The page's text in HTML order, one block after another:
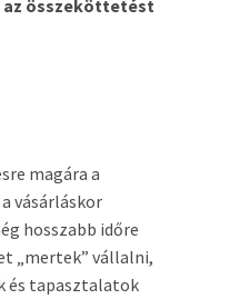
az összeköttetést
magára a
vásárláskor
hosszabb időre
„mertek” vállalni,
és tapasztalatok